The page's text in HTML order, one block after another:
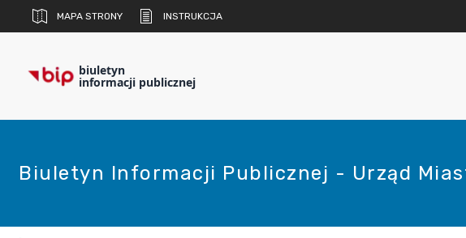
MAPA STRONY INSTRUKCJA
biuletyn
informacji publicznej
Biuletyn Informacji Publicznej - Urząd